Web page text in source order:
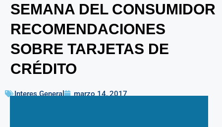
SEMANA DEL CONSUMIDOR
RECOMENDACIONES
SOBRE TARJETAS DE
CRÉDITO
Interes General marzo 14, 2017